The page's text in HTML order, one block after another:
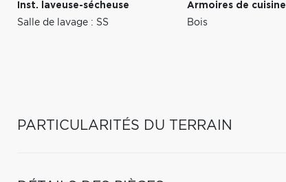
Inst. laveuse-sécheuse
Salle de lavage : SS
Armoires de cuisine
Bois
PARTICULARITÉS DU TERRAIN